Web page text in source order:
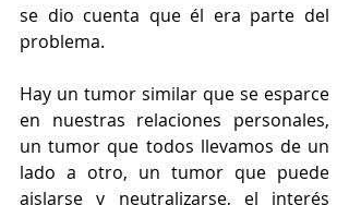
se dio cuenta que él era parte del
problema.
Hay un tumor similar que se esparce
en nuestras relaciones personales,
un tumor que todos llevamos de un
lado a otro, un tumor que puede
aislarse y neutralizarse, el interés